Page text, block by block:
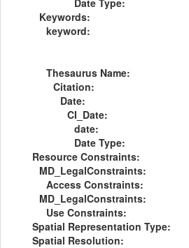
Date Type:
Keywords:
keyword:
Thesaurus Name:
Citation:
Date:
CI_Date:
date:
Date Type:
Resource Constraints:
MD_LegalConstraints:
Access Constraints:
MD_LegalConstraints:
Use Constraints:
Spatial Representation Type:
Spatial Resolution: